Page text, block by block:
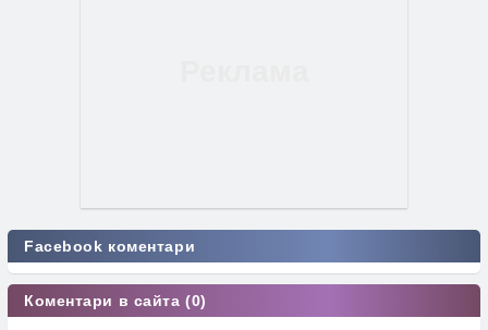
Facebook коментари
Коментари в сайта (0)